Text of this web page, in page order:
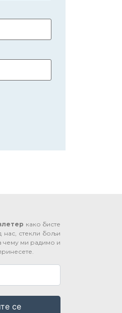
како бисте
нас, стекли бољи
чему ми радимо и
се